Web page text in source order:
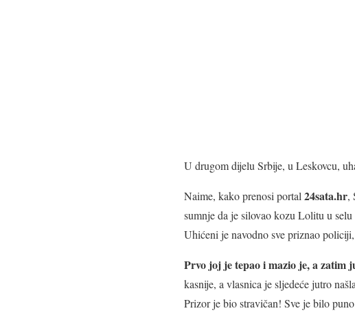
U drugom dijelu Srbije, u Leskovcu,
Naime, kako prenosi portal 24sata.hr,
sumnje da je silovao kozu Lolitu u selu
Uhićeni je navodno sve priznao
Prvo joj je tepao i mazio je, a zatim
kasnije, a vlasnica je sljedeće jutro
Prizor je bio stravičan! Sve je bilo